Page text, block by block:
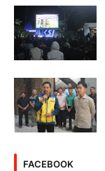
FACEBOOK